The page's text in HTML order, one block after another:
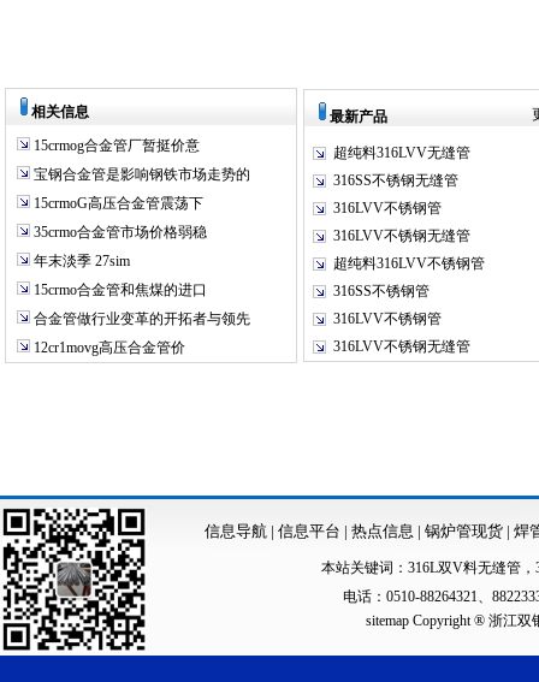
相关信息
15crmog合金管厂暂挺价意
宝钢合金管是影响钢铁市场走势的
15crmoG高压合金管震荡下
35crmo合金管市场价格弱稳
年末淡季 27sim
15crmo合金管和焦煤的进口
合金管做行业变革的开拓者与领先
12cr1movg高压合金管价
最新产品
超纯料316LVV无缝管
316SS不锈钢无缝管
316LVV不锈钢管
316LVV不锈钢无缝管
超纯料316LVV不锈钢管
316SS不锈钢管
316LVV不锈钢管
316LVV不锈钢无缝管
信息导航| 信息平台 | 热点信息 | 锅炉管现货 | 焊
本站关键词： 316L双V料无缝管 ，
电话：0510-88264321、
sitemapCopyright ® 浙江双